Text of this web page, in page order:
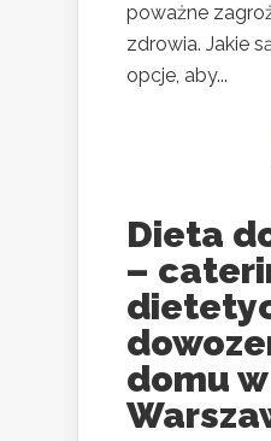
poważne
zdrowia. Jakie
opcje, aby...
Dieta
–
domu w